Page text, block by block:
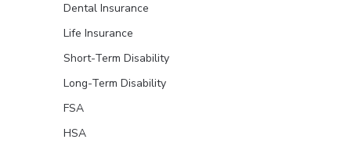
Dental Insurance
Life Insurance
Short-Term Disability
Long-Term Disability
FSA
HSA